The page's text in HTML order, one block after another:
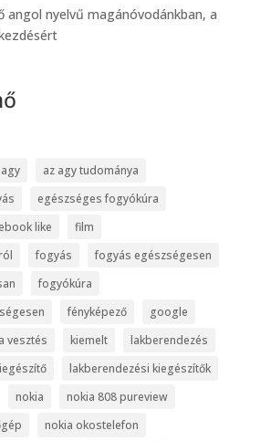
angol nyelvű magánóvodánkban, a
agy
az agy tudománya
egészséges fogyókúra
like
film
fogyás
fogyás egészségesen
fogyókúra
fényképező
google
vesztés kiemelt
lakberendezés
lakberendezési kiegészítők
nokia
nokia 808 pureview
nokia okostelefon